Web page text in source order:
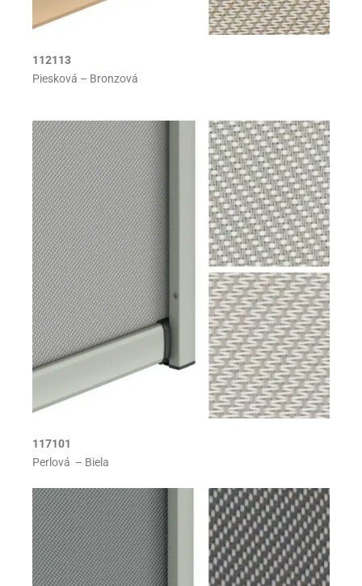
112113
Piesková – Bronzová
117101
Perlová – Biela